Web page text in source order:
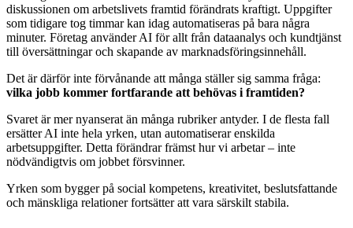
diskussionen om arbetslivets framtid förändrats kraftigt. Uppgifter
som tidigare tog timmar kan idag automatiseras på bara några
minuter. Företag använder AI för allt från dataanalys och kundtjänst
till översättningar och skapande av marknadsföringsinnehåll.
Det är därför inte förvånande att många ställer sig samma fråga:
vilka jobb kommer fortfarande att behövas i framtiden?
Svaret är mer nyanserat än många rubriker antyder. I de flesta fall
ersätter AI inte hela yrken, utan automatiserar enskilda
arbetsuppgifter. Detta förändrar främst hur vi arbetar – inte
nödvändigtvis om jobbet försvinner.
Yrken som bygger på social kompetens, kreativitet, beslutsfattande
och mänskliga relationer fortsätter att vara särskilt stabila.